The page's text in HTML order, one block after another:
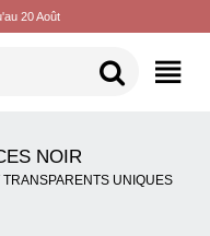
20 Août
NOIR
UNIQUES